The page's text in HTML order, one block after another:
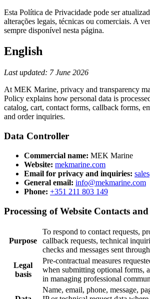
Esta Política de Privacidade pode ser
alterações legais, técnicas ou comerciais. A
sempre disponível nesta página.
English
Last updated: 7 June 2026
At MEK Marine, privacy and transparency
Policy explains how personal data is
catalog, cart, contact forms, callback forms,
and order inquiries.
Data Controller
Commercial name: MEK Marine
Website: mekmarine.com
Email for privacy and inquiries:
General email: info@mekmarine.com
Phone: +351 211 803 149
Processing of Website Contacts
Purpose
To respond to contact requests,
callback requests, technical
checks and messages sent
Legal
basis
Pre-contractual measures
when submitting optional forms,
in managing professional
Name, email, phone, message,